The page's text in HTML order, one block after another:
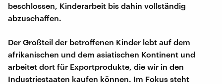
beschlossen, Kinderarbeit bis dahin vollständig
abzuschaffen.
Der Großteil der betroffenen Kinder lebt auf dem
afrikanischen und dem asiatischen Kontinent und
arbeitet dort für Exportprodukte, die wir in den
Industriestaaten kaufen können. Im Fokus steht